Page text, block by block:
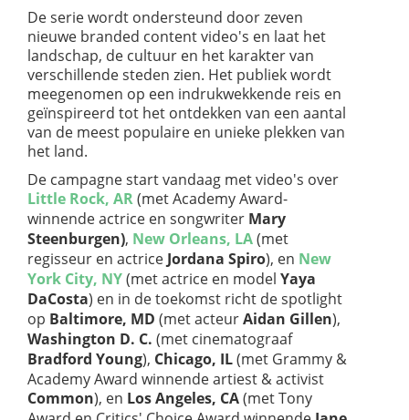
De serie wordt ondersteund door zeven
nieuwe branded content video's en laat het
landschap, de cultuur en het karakter van
verschillende steden zien. Het publiek wordt
meegenomen op een indrukwekkende reis en
geïnspireerd tot het ontdekken van een aantal
van de meest populaire en unieke plekken van
het land.
De campagne start vandaag met video's over
Little Rock, AR(met Academy Award-
winnende actrice en songwriter Mary
Steenburgen), New Orleans, LA(met
regisseur en actrice Jordana Spiro), en New
York City, NY(met actrice en model Yaya
DaCosta) en in de toekomst richt de spotlight
op Baltimore, MD (met acteurAidan Gillen),
Washington D. C. (met cinematograaf
Bradford Young), Chicago, IL(met Grammy &
Academy Award winnende artiest & activist
Common), en Los Angeles, CA(met Tony